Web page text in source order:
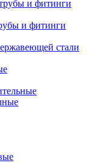
и фитинги
и фитинги
стали